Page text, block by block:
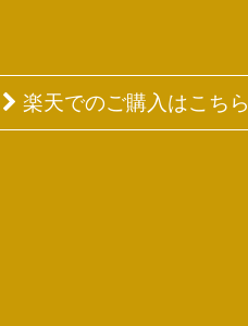
楽天でのご購入はこちら